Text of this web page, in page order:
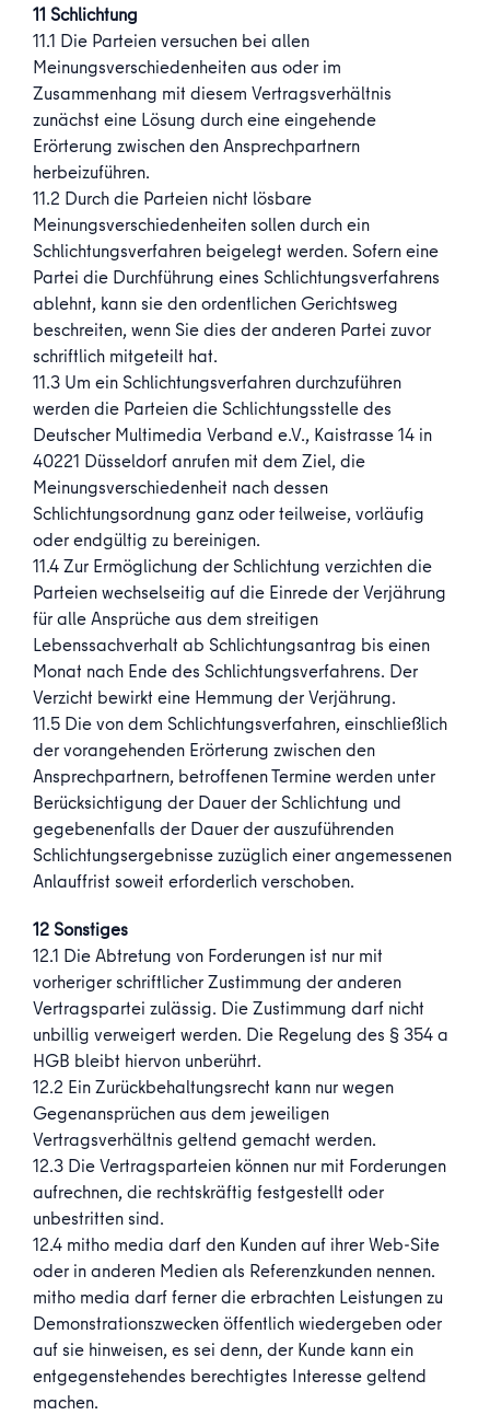
11 Schlichtung
11.1 Die Parteien versuchen bei allen
Meinungsverschiedenheiten aus oder im
Zusammenhang mit diesem Vertragsverhältnis
zunächst eine Lösung durch eine eingehende
Erörterung zwischen den Ansprechpartnern
herbeizuführen.
11.2 Durch die Parteien nicht lösbare
Meinungsverschiedenheiten sollen durch ein
Schlichtungsverfahren beigelegt werden. Sofern eine
Partei die Durchführung eines Schlichtungsverfahrens
ablehnt, kann sie den ordentlichen Gerichtsweg
beschreiten, wenn Sie dies der anderen Partei zuvor
schriftlich mitgeteilt hat.
11.3 Um ein Schlichtungsverfahren durchzuführen
werden die Parteien die Schlichtungsstelle des
Deutscher Multimedia Verband e.V., Kaistrasse 14 in
40221 Düsseldorf anrufen mit dem Ziel, die
Meinungsverschiedenheit nach dessen
Schlichtungsordnung ganz oder teilweise, vorläufig
oder endgültig zu bereinigen.
11.4 Zur Ermöglichung der Schlichtung verzichten die
Parteien wechselseitig auf die Einrede der Verjährung
für alle Ansprüche aus dem streitigen
Lebenssachverhalt ab Schlichtungsantrag bis einen
Monat nach Ende des Schlichtungsverfahrens. Der
Verzicht bewirkt eine Hemmung der Verjährung.
11.5 Die von dem Schlichtungsverfahren, einschließlich
der vorangehenden Erörterung zwischen den
Ansprechpartnern, betroffenen Termine werden unter
Berücksichtigung der Dauer der Schlichtung und
gegebenenfalls der Dauer der auszuführenden
Schlichtungsergebnisse zuzüglich einer angemessenen
Anlauffrist soweit erforderlich verschoben.
12 Sonstiges
12.1 Die Abtretung von Forderungen ist nur mit
vorheriger schriftlicher Zustimmung der anderen
Vertragspartei zulässig. Die Zustimmung darf nicht
unbillig verweigert werden. Die Regelung des § 354 a
HGB bleibt hiervon unberührt.
12.2 Ein Zurückbehaltungsrecht kann nur wegen
Gegenansprüchen aus dem jeweiligen
Vertragsverhältnis geltend gemacht werden.
12.3 Die Vertragsparteien können nur mit Forderungen
aufrechnen, die rechtskräftig festgestellt oder
unbestritten sind.
12.4 mitho media darf den Kunden auf ihrer Web-Site
oder in anderen Medien als Referenzkunden nennen.
mitho media darf ferner die erbrachten Leistungen zu
Demonstrationszwecken öffentlich wiedergeben oder
auf sie hinweisen, es sei denn, der Kunde kann ein
entgegenstehendes berechtigtes Interesse geltend
machen.